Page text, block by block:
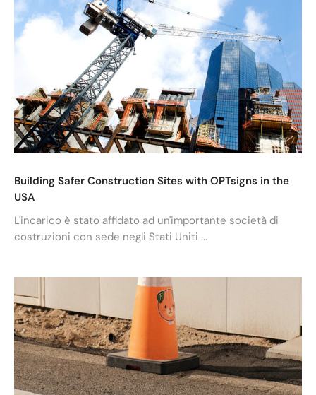
Building Safer Construction Sites with OPTsigns in the
USA
L'incarico è stato affidato ad un'importante società di
costruzioni con sede negli Stati Uniti ...